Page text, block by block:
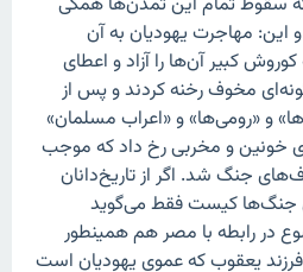
مهاجرت یهودیان به آن
کبیر آن‌ها را آزاد و اعطای
مخوف رخنه کردند و پس از
و «رومی‌ها» و «اعراب مسلمان»
خونین و مخربی رخ داد که موجب
جنگ شد. اگر از تاریخ‌دانان
جنگ‌ها کیست فقط می‌گوید
در رابطه با مصر هم همینطور
یعقوب که عموی یهودیان است